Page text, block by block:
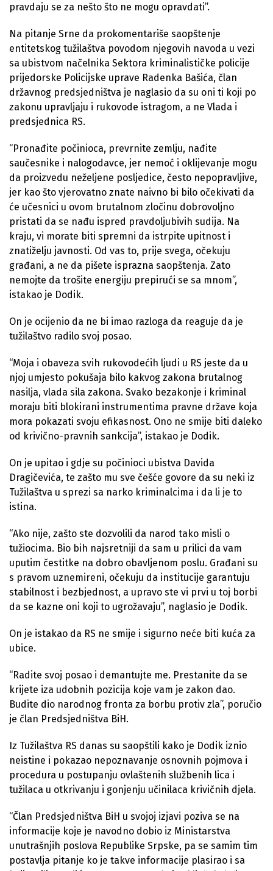
pravdaju se za nešto što ne mogu opravdati”.
Na pitanje Srne da prokomentariše saopštenje
entitetskog tužilaštva povodom njegovih navoda u vezi
sa ubistvom načelnika Sektora kriminalističke policije
prijedorske Policijske uprave Radenka Bašića, član
državnog predsjedništva je naglasio da su oni ti koji po
zakonu upravljaju i rukovode istragom, a ne Vlada i
predsjednica RS.
“Pronađite počinioca, prevrnite zemlju, nađite
saučesnike i nalogodavce, jer nemoć i oklijevanje mogu
da proizvedu neželjene posljedice, često nepopravljive,
jer kao što vjerovatno znate naivno bi bilo očekivati da
će učesnici u ovom brutalnom zločinu dobrovoljno
pristati da se nađu ispred pravdoljubivih sudija. Na
kraju, vi morate biti spremni da istrpite upitnost i
znatiželju javnosti. Od vas to, prije svega, očekuju
građani, a ne da pišete isprazna saopštenja. Zato
nemojte da trošite energiju prepirući se sa mnom”,
istakao je Dodik.
On je ocijenio da ne bi imao razloga da reaguje da je
tužilaštvo radilo svoj posao.
“Moja i obaveza svih rukovodećih ljudi u RS jeste da u
njoj umjesto pokušaja bilo kakvog zakona brutalnog
nasilja, vlada sila zakona. Svako bezakonje i kriminal
moraju biti blokirani instrumentima pravne države koja
mora pokazati svoju efikasnost. Ono ne smije biti daleko
od krivično-pravnih sankcija”, istakao je Dodik.
On je upitao i gdje su počinioci ubistva Davida
Dragičevića, te zašto mu sve češće govore da su neki iz
Tužilaštva u sprezi sa narko kriminalcima i da li je to
istina.
“Ako nije, zašto ste dozvolili da narod tako misli o
tužiocima. Bio bih najsretniji da sam u prilici da vam
uputim čestitke na dobro obavljenom poslu. Građani su
s pravom uznemireni, očekuju da institucije garantuju
stabilnost i bezbjednost, a upravo ste vi prvi u toj borbi
da se kazne oni koji to ugrožavaju”, naglasio je Dodik.
On je istakao da RS ne smije i sigurno neće biti kuća za
ubice.
“Radite svoj posao i demantujte me. Prestanite da se
krijete iza udobnih pozicija koje vam je zakon dao.
Budite dio narodnog fronta za borbu protiv zla”, poručio
je član Predsjedništva BiH.
Iz Tužilaštva RS danas su saopštili kako je Dodik iznio
neistine i pokazao nepoznavanje osnovnih pojmova i
procedura u postupanju ovlaštenih službenih lica i
tužilaca u otkrivanju i gonjenju učinilaca krivičnih djela.
“Član Predsjedništva BiH u svojoj izjavi poziva se na
informacije koje je navodno dobio iz Ministarstva
unutrašnjih poslova Republike Srpske, pa se samim tim
postavlja pitanje ko je takve informacije plasirao i sa